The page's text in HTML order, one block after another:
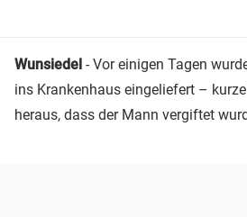
Wunsiedel - Vor einigen Tagen
ins Krankenhaus eingeliefert –
heraus, dass der Mann vergiftet